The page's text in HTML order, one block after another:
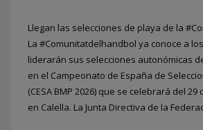
Llegan las selecciones de playa de la
La #Comunitatdelhandbol ya conoce a
liderarán sus selecciones autonómicas
en el Campeonato de España de
(CESA BMP 2026) que se celebrará del
en Calella. La Junta Directiva de la